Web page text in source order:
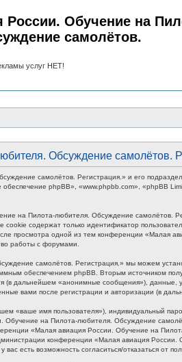
России. Обучение на
самолётов.
услуг НЕТ!
Обсуждение самолётов.
самолётов. Регистрация.» и его
phpBB», «www.phpbb.com», «phpBB
на Пилота-любителя. Обсуждение самолётов.
содержат только идентификатор
просмотра одной из тем конференции «Малая
работы с форумами.
самолётов. Регистрация.» мы можем
обеспечением phpBB. Вторым источником
дальнейшем «анонимные сообщения»),
вами после регистрации и авторизации (в
«ваше имя пользователя»), индивидуальный
на Пилота-любителя. Обсуждение
«Малая авиация России. Обучение на
конференции «Малая авиация
есть возможность согласиться/отказаться от